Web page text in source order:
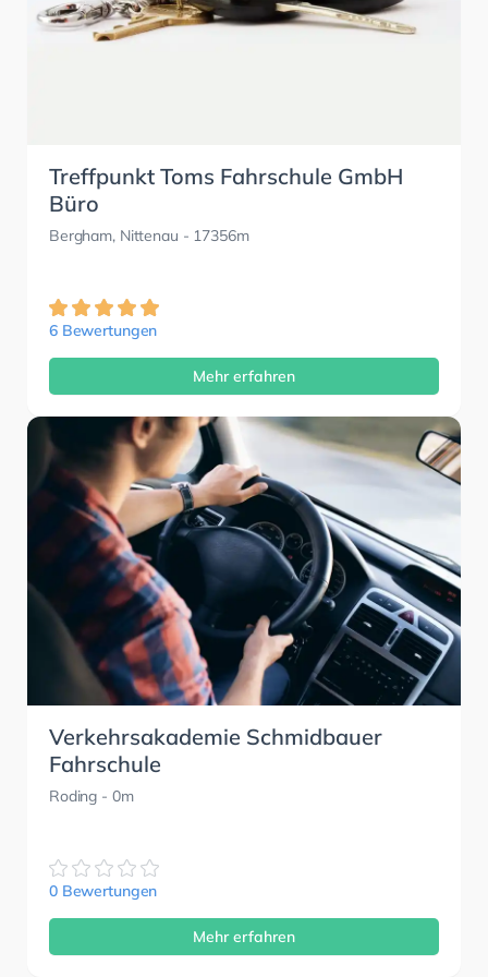
Treffpunkt Toms Fahrschule GmbH
Büro
Bergham, Nittenau - 17356m
6 Bewertungen
Mehr erfahren
Verkehrsakademie Schmidbauer
Fahrschule
Roding - 0m
0 Bewertungen
Mehr erfahren